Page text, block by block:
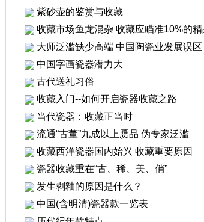
紫砂壶的鉴赏与收藏
收藏市场鱼龙混杂 收藏应瞄准10%的精
大师泛滥缺少高端 中国陶瓷业发展误区
中国字画瓷器潜力大
古代送礼习俗
收藏入门--如何开启瓷器收藏之路
当代瓷器：收藏正当时
流通“古董”九成以上赝品 伪专家泛滥
收藏西洋瓷器国内始兴 收藏重要原因
瓷器收藏重在“古、稀、美、俏”
发生剥釉的原因是什么？
中国(含明清)瓷器款一览表